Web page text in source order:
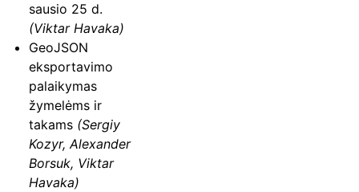
sausio 25 d.
(Viktar Havaka)
GeoJSON
eksportavimo
palaikymas
žymelėms ir
takams (Sergiy
Kozyr, Alexander
Borsuk, Viktar
Havaka)